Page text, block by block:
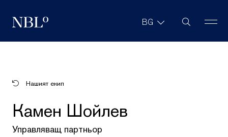
New Balkans Law Office BG Търсене в
Нашият екип
Камен Шойлев
Управляващ партньор